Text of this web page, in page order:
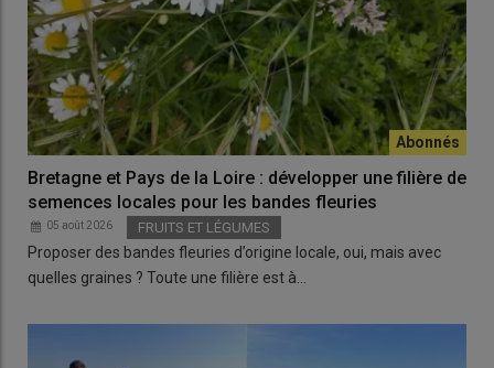
Bretagne et Pays de la Loire : développer une filière de
semences locales pour les bandes fleuries
05 août 2026 FRUITS ET LÉGUMES
Proposer des bandes fleuries d’origine locale, oui, mais avec
quelles graines ? Toute une filière est à…